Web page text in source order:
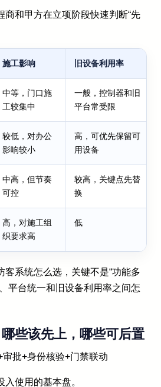
商和甲方在立项阶段快速判断“先
施工影响 旧设备利用率
中等，门口施
工较集中
一般，控制器和旧
平台常受限
较低，对办公
影响较小
高，可优先保留可
用设备
中高，但节奏
可控
较高，关键点先替
换
高，对施工组
织要求高
低
客系统怎么选，关键不是“功能多
平台统一和旧设备利用率之间怎
些该先上，哪些可后置
批+身份核验+门禁联动
使用的基本盘。